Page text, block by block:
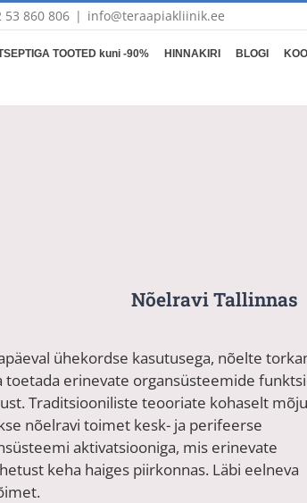
53 860 806 | info@teraapiakliinik.ee
TOOTED kuni -90% HINNAKIRI BLOGI
Nõelravi Tallinnas
ühekordse kasutusega, nõelte
erinevate organsüsteemide
Traditsiooniliste teooriate kohaselt
nõelravi toimet kesk- ja perifeerse
aktivatsiooniga, mis erinevate
keha haiges piirkonnas. Läbi eelneva